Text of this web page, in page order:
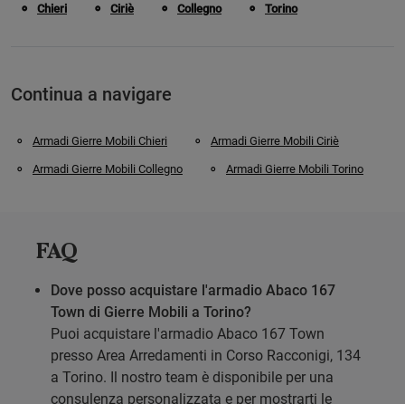
Chieri Ciriè Collegno Torino
Continua a navigare
Armadi Gierre Mobili Chieri Armadi Gierre Mobili Ciriè
Armadi Gierre Mobili Collegno Armadi Gierre Mobili Torino
FAQ
Dove posso acquistare l'armadio Abaco 167
Town di Gierre Mobili a Torino?
Puoi acquistare l'armadio Abaco 167 Town
presso Area Arredamenti in Corso Racconigi, 134
a Torino. Il nostro team è disponibile per una
consulenza personalizzata e per mostrarti le